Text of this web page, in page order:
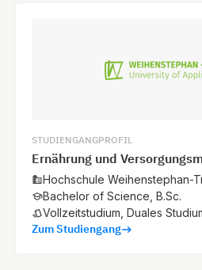
STUDIENGANGPROFIL
Ernährung und
Hochschule Weihenstephan-
Bachelor of Science, B.Sc.
Vollzeitstudium, Duales
Zum Studiengang